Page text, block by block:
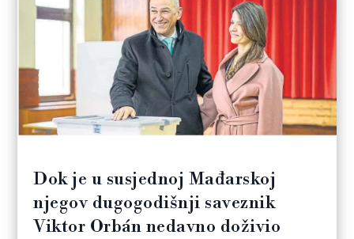
Dok je u susjednoj Mađarskoj
njegov dugogodišnji saveznik
Viktor Orbán nedavno doživio